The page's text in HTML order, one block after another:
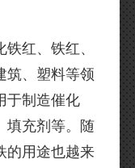
红、铁红、
筑、塑料等领
于制造催化
填充剂等。随
的用途也越来